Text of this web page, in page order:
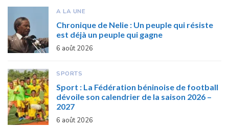
A LA UNE
Chronique de Nelie : Un peuple qui résiste
est déjà un peuple qui gagne
6 août 2026
SPORTS
Sport : La Fédération béninoise de football
dévoile son calendrier de la saison 2026 –
2027
6 août 2026